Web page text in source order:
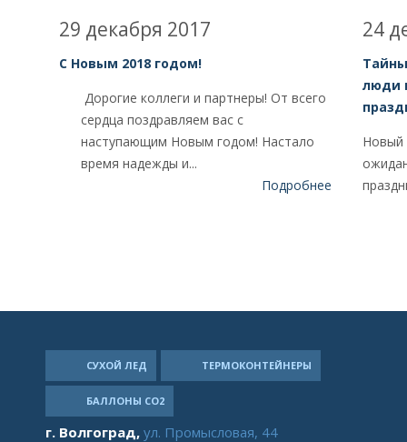
29 декабря 2017
С Новым 2018 годом!
Дорогие коллеги и партнеры! От всего
сердца поздравляем вас с
наступающим Новым годом! Настало
время надежды и...
Подробнее
24
люди
Новый
CУХОЙ ЛЕД ТЕРМОКОНТЕЙНЕРЫ
БАЛЛОНЫ СО2
г. Волгоград, ул. Промысловая, 44